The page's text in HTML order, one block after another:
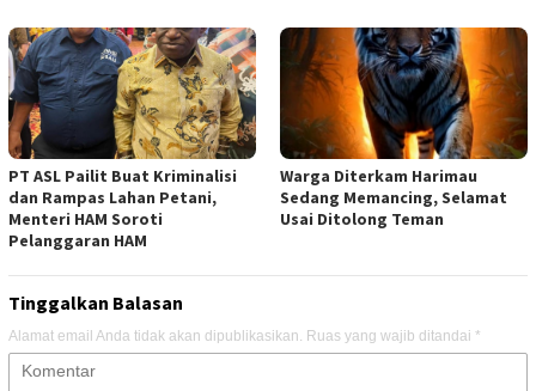
PT ASL Pailit Buat Kriminalisi
dan Rampas Lahan Petani,
Menteri HAM Soroti
Pelanggaran HAM
Warga Diterkam Harimau
Sedang Memancing, Selamat
Usai Ditolong Teman
Tinggalkan Balasan
Alamat email Anda tidak akan dipublikasikan. Ruas yang wajib ditandai *